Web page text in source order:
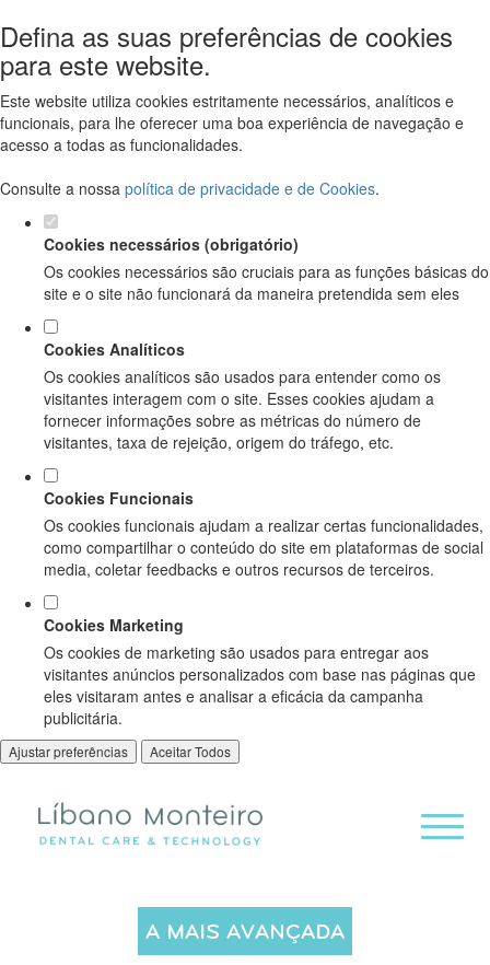
Defina as suas preferências de cookies
para este website.
Este website utiliza cookies estritamente necessários, analíticos e
funcionais, para lhe oferecer uma boa experiência de navegação e
acesso a todas as funcionalidades.
Consulte a nossa política de privacidade e de Cookies.
Cookies necessários (obrigatório)
Os cookies necessários são cruciais para as funções básicas do
site e o site não funcionará da maneira pretendida sem eles
Cookies Analíticos
Os cookies analíticos são usados para entender como os
visitantes interagem com o site. Esses cookies ajudam a
fornecer informações sobre as métricas do número de
visitantes, taxa de rejeição, origem do tráfego, etc.
Cookies Funcionais
Os cookies funcionais ajudam a realizar certas funcionalidades,
como compartilhar o conteúdo do site em plataformas de social
media, coletar feedbacks e outros recursos de terceiros.
Cookies Marketing
Os cookies de marketing são usados para entregar aos
visitantes anúncios personalizados com base nas páginas que
eles visitaram antes e analisar a eficácia da campanha
publicitária.
Ajustar preferências Aceitar Todos
A MAIS AVANÇADA